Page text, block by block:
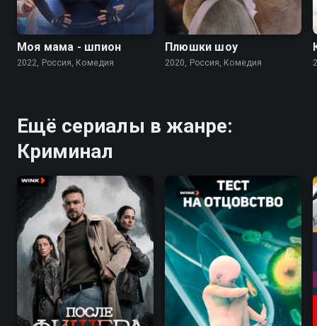
7.5
Моя мама - шпион
2022, Россия, Комедия
6.9
Плюшки шоу
2020, Россия, Комедия
Ещё сериалы в жанре:
Криминал